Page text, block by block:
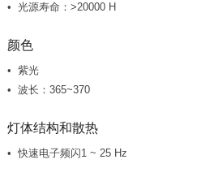
光源寿命：>20000 H
颜色
紫光
波长：365~370
灯体结构和散热
快速电子频闪1 ~ 25 Hz